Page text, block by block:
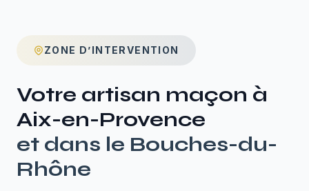
ZONE D’INTERVENTION
Votre artisan maçon à
Aix-en-Provence
et dans le Bouches-du-
Rhône